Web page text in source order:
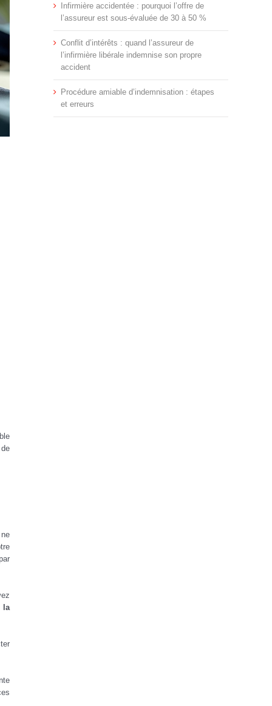
la
Infirmière accidentée : pourquoi l’offre de
l’assureur est sous-évaluée de 30 à 50 %
Conflit d’intérêts : quand l’assureur de
l’infirmière libérale indemnise son propre
accident
Procédure amiable d’indemnisation : étapes
et erreurs